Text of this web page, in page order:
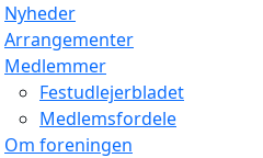
Nyheder
Arrangementer
Medlemmer
Festudlejerbladet
Medlemsfordele
Om foreningen